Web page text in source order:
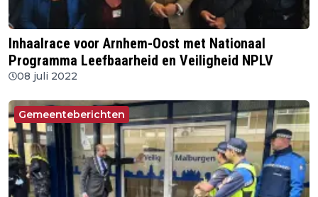
Inhaalrace voor Arnhem-Oost met Nationaal
Programma Leefbaarheid en Veiligheid NPLV
08 juli 2022
Gemeenteberichten